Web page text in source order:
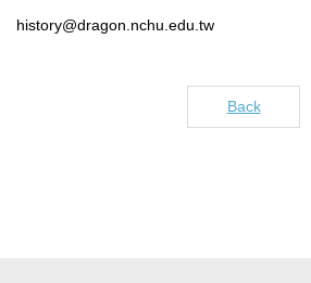
history@dragon.nchu.edu.tw
Back